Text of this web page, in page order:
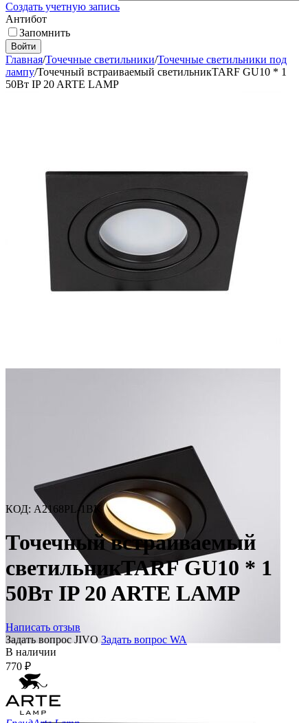
Создать учетную запись
Антибот
Запомнить
Войти
Главная/Точечные светильники/Точечные светильники под
лампу/Точечный встраиваемый светильникTARF GU10 * 1
50Вт IP 20 ARTE LAMP
КОД: A2168PL-1BK
Точечный встраиваемый
светильникTARF GU10 * 1
50Вт IP 20 ARTE LAMP
Написать отзыв
Задать вопрос JIVO Задать вопрос WA
В наличии
770 ₽